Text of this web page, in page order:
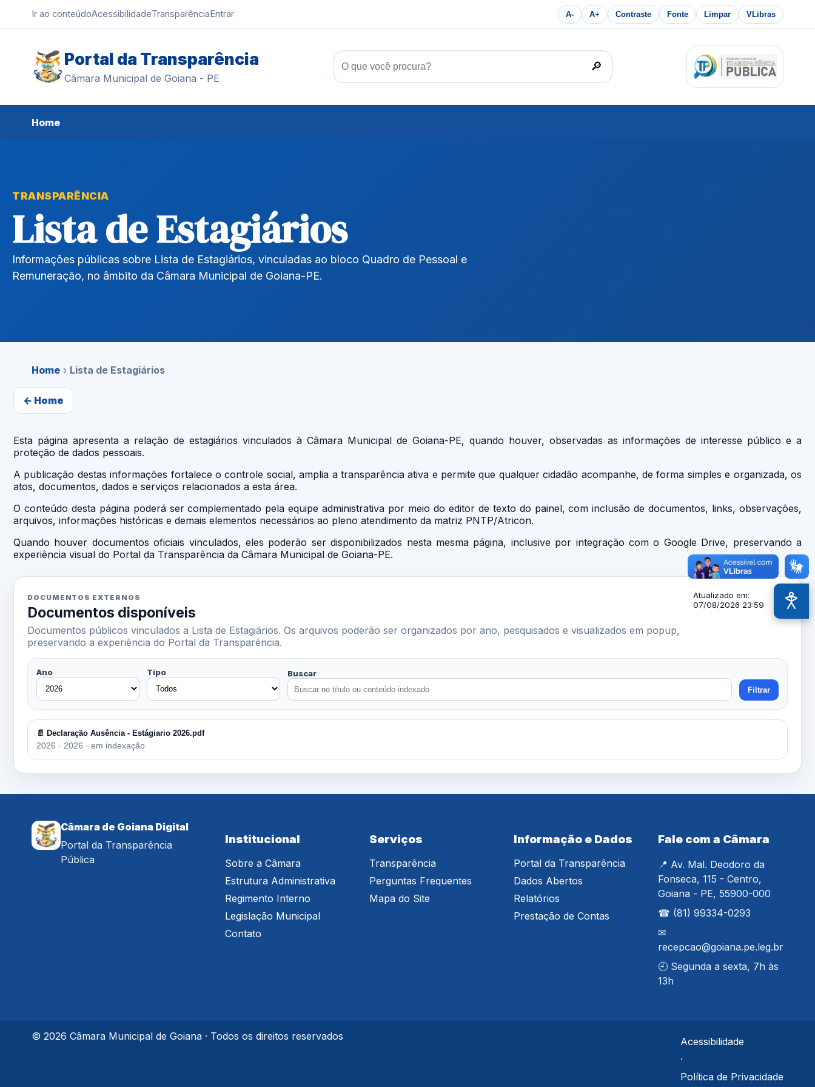
Ir ao conteúdoAcessibilidadeTransparênciaEntrar A- A+ Contraste Fonte Limpar VLibras
Portal da Transparência
Câmara Municipal de Goiana - PE
🔎
Home
TRANSPARÊNCIA
Lista de Estagiários
Informações públicas sobre Lista de Estagiários, vinculadas ao bloco Quadro de Pessoal e
Remuneração, no âmbito da Câmara Municipal de Goiana-PE.
Home › Lista de Estagiários
← Home
Esta página apresenta a relação de estagiários vinculados à Câmara Municipal de Goiana-PE, quando houver, observadas as informações de interesse público e a
proteção de dados pessoais.
A publicação destas informações fortalece o controle social, amplia a transparência ativa e permite que qualquer cidadão acompanhe, de forma simples e organizada, os
atos, documentos, dados e serviços relacionados a esta área.
O conteúdo desta página poderá ser complementado pela equipe administrativa por meio do editor de texto do painel, com inclusão de documentos, links, observações,
arquivos, informações históricas e demais elementos necessários ao pleno atendimento da matriz PNTP/Atricon.
Quando houver documentos oficiais vinculados, eles poderão ser disponibilizados nesta mesma página, inclusive por integração com o Google Drive, preservando a
experiência visual do Portal da Transparência da Câmara Municipal de Goiana-PE.
DOCUMENTOS EXTERNOS
Documentos disponíveis
Documentos públicos vinculados a Lista de Estagiários. Os arquivos poderão ser organizados por ano, pesquisados e visualizados em popup,
preservando a experiência do Portal da Transparência.
Atualizado em:
07/08/2026 23:59
Ano Tipo Buscar
Filtrar
📄 Declaração Ausência - Estágiario 2026.pdf
2026 · 2026 · em indexação
Câmara de Goiana Digital
Portal da Transparência
Pública
Institucional
Sobre a Câmara
Estrutura Administrativa
Regimento Interno
Legislação Municipal
Contato
Serviços
Transparência
Perguntas Frequentes
Mapa do Site
Informação e Dados
Portal da Transparência
Dados Abertos
Relatórios
Prestação de Contas
Fale com a Câmara
📍 Av. Mal. Deodoro da
Fonseca, 115 - Centro,
Goiana - PE, 55900-000
☎ (81) 99334-0293
✉
recepcao@goiana.pe.leg.br
🕘 Segunda a sexta, 7h às
13h
© 2026 Câmara Municipal de Goiana · Todos os direitos reservados
Acessibilidade
·
Política de Privacidade